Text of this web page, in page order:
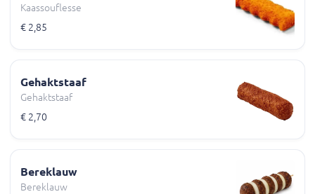
Kaassouflesse
€ 2,85
Gehaktstaaf
Gehaktstaaf
€ 2,70
Bereklauw
Bereklauw